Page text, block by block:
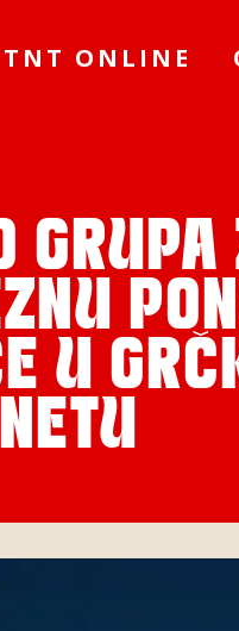
TNT ONLINE
U